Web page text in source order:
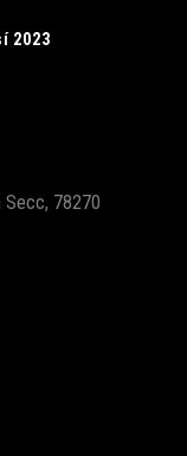
2023
Secc, 78270